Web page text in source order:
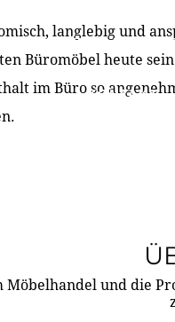
ÜBER UNS
KONTAKT
langlebig und
Büromöbel heute
im Büro so
und die